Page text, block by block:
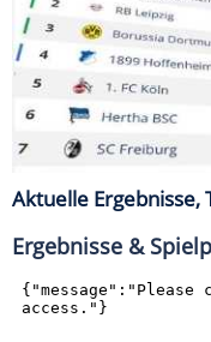
Aktuelle Ergebnisse,
Ergebnisse &